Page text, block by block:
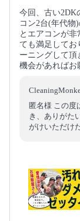
今回、古い2DK
コン2台(年代物
とエアコンが
ても満足してお
ーニングして頂
機会があればお
匿名様 この度
き、ありがた
がけいただけ